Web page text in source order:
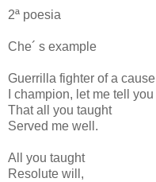
2ª poesia
Che´ s example
Guerrilla fighter of a cause
I champion, let me tell you
That all you taught
Served me well.
All you taught
Resolute will,